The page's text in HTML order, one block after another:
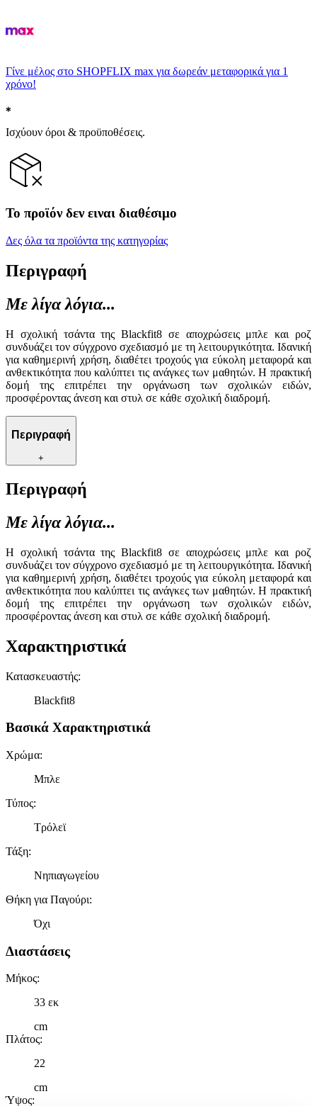
Γίνε μέλος στο SHOPFLIX max για δωρεάν μεταφορικά για 1
χρόνο!
Ισχύουν όροι & προϋποθέσεις.
Το προϊόν δεν ειναι διαθέσιμο
Δες όλα τα προϊόντα της κατηγορίας
Περιγραφή
Με λίγα λόγια...
Η σχολική τσάντα της Blackfit8 σε αποχρώσεις μπλε και ροζ
συνδυάζει τον σύγχρονο σχεδιασμό με τη λειτουργικότητα. Ιδανική
για καθημερινή χρήση, διαθέτει τροχούς για εύκολη μεταφορά και
ανθεκτικότητα που καλύπτει τις ανάγκες των μαθητών. Η πρακτική
δομή της επιτρέπει την οργάνωση των σχολικών ειδών,
προσφέροντας άνεση και στυλ σε κάθε σχολική διαδρομή.
Περιγραφή
+
Περιγραφή
Με λίγα λόγια...
Η σχολική τσάντα της Blackfit8 σε αποχρώσεις μπλε και ροζ
συνδυάζει τον σύγχρονο σχεδιασμό με τη λειτουργικότητα. Ιδανική
για καθημερινή χρήση, διαθέτει τροχούς για εύκολη μεταφορά και
ανθεκτικότητα που καλύπτει τις ανάγκες των μαθητών. Η πρακτική
δομή της επιτρέπει την οργάνωση των σχολικών ειδών,
προσφέροντας άνεση και στυλ σε κάθε σχολική διαδρομή.
Χαρακτηριστικά
Κατασκευαστής:
Blackfit8
Βασικά Χαρακτηριστικά
Χρώμα:
Μπλε
Τύπος:
Τρόλεϊ
Τάξη:
Νηπιαγωγείου
Θήκη για Παγούρι:
Όχι
Διαστάσεις
Μήκος:
33 εκ
cm
Πλάτος:
22
cm
Ύψος: